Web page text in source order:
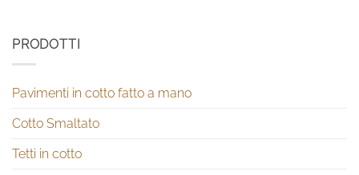
PRODOTTI
Pavimenti in cotto fatto a mano
Cotto Smaltato
Tetti in cotto